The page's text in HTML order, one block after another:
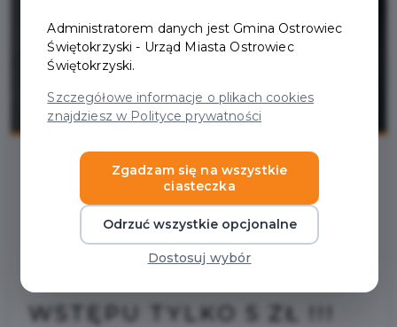
CTH ZAPRASZA !!! DO
WSTĘPU TYLKO 5 ZŁ !!!
Administratorem danych jest Gmina Ostrowiec
Świętokrzyski - Urząd Miasta Ostrowiec
Świętokrzyski.
Szczegółowe informacje o plikach cookies
znajdziesz w Polityce prywatności
Zgadzam się na wszystkie
ciasteczka
Odrzuć wszystkie opcjonalne
Dostosuj wybór